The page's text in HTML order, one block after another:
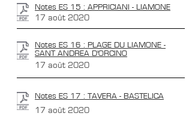
Notes ES 15 : APPRICIANI - LIAMONE
17 août 2020
Notes ES 16 : PLAGE DU LIAMONE -
SANT ANDREA D'ORCINO
17 août 2020
Notes ES 17 : TAVERA - BASTELICA
17 août 2020